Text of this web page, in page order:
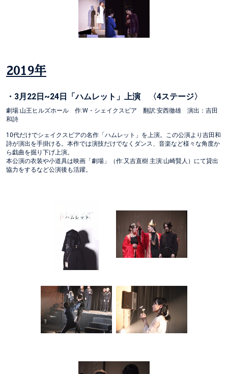
2019年
・3月22日~24日「ハムレット」上演 〈4ステージ〉
劇場:山王ヒルズホール 作:W・シェイクスピア 翻訳:安西徹雄 演出：吉田
和詩
10代だけでシェイクスピアの名作「ハムレット」を上演。この公演より吉田和
詩が演出を手掛ける。本作では演技だけでなくダンス、音楽など様々な角度か
ら戯曲を掘り下げ上演。
本公演の衣装や小道具は映画「劇場」（作:又吉直樹 主演:山崎賢人）にて貸出
協力をするなど公演後も活躍。